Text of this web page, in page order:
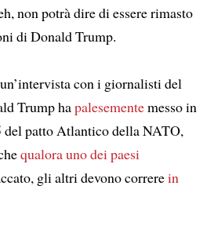
non potrà dire di essere rimasto
di Donald Trump.
con i giornalisti del
Trump hapalesementemesso in
del patto Atlantico della NATO,
qualora uno dei paesi
gli altri devono correrein